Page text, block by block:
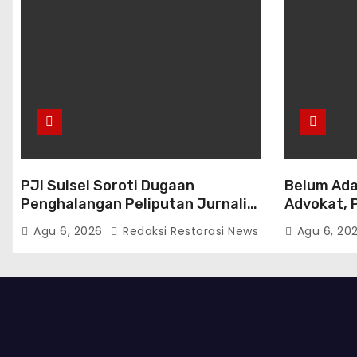
PJI Sulsel Soroti Dugaan
Penghalangan Peliputan Jurnalis,
Dorong Evaluasi dan Penguatan
Kemitraan Polri-Pers
Agu 6, 2026 Redaksi Restorasi News
Belum
Advokat,
Diminta
Agu 6,